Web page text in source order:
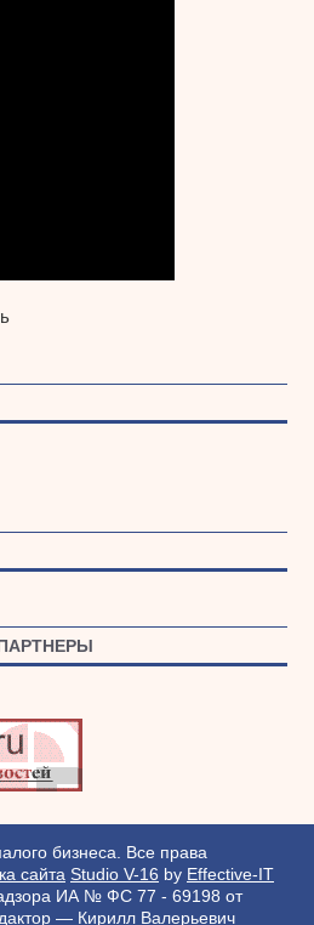
бизнеса. Все права
сайта Studio V-16 by Effective-IT
ИА № ФС 77 - 69198 от